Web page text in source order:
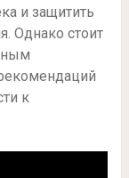
и защитить
Однако стоит
к